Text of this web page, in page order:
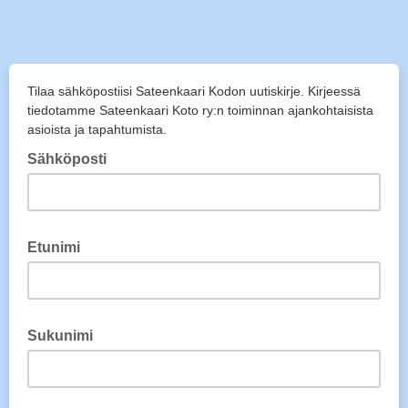
Tilaa sähköpostiisi Sateenkaari Kodon uutiskirje. Kirjeessä
tiedotamme Sateenkaari Koto ry:n toiminnan ajankohtaisista
asioista ja tapahtumista.
Sähköposti
Etunimi
Sukunimi